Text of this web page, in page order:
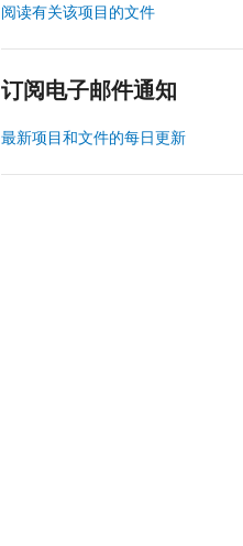
阅读有关该项目的文件
订阅电子邮件通知
最新项目和文件的每日更新